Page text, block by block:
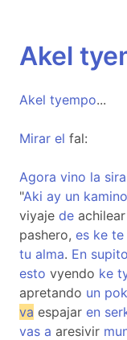
Akel
Akel tyempo...
Mirar el fal:
Agora vino la sira
"Aki ay un kamino
viyaje de
pashero, es ke te
tu alma. En supito
esto vyendo ke
apretando un
va espajar en
vas a aresivir